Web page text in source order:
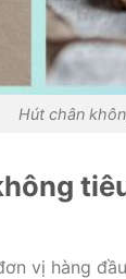
Hút chân
vị hàng